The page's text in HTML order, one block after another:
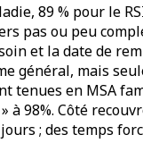
89 % pour le
pas ou peu
et la date de
général, mais
tenues en MSA
98%. Côté
; des temps